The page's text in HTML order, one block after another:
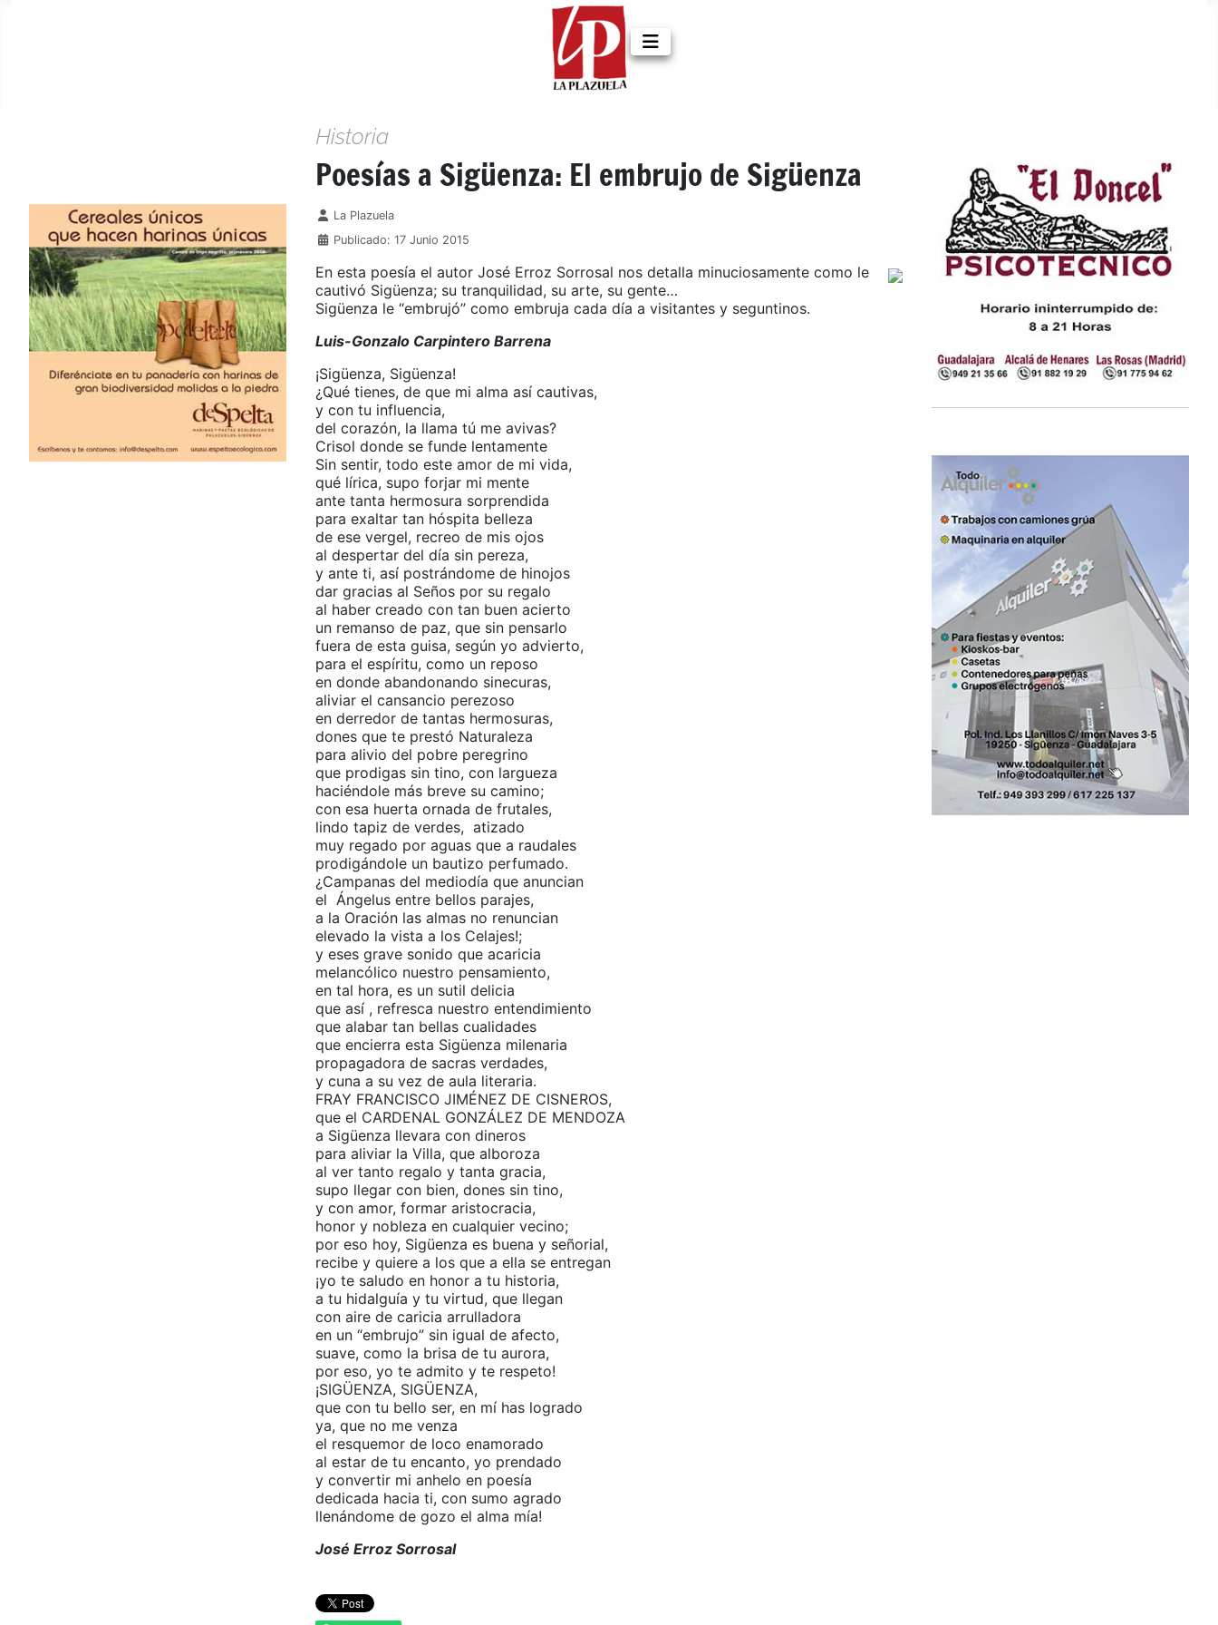
Historia
Poesías a Sigüenza: El embrujo de Sigüenza
Detalles
La Plazuela
Publicado: 17 Junio 2015
En esta poesía el autor José Erroz Sorrosal nos detalla minuciosamente como le
cautivó Sigüenza; su tranquilidad, su arte, su gente…
Sigüenza le “embrujó” como embruja cada día a visitantes y seguntinos.
Luis-Gonzalo Carpintero Barrena
¡Sigüenza, Sigüenza!
¿Qué tienes, de que mi alma así cautivas,
y con tu influencia,
del corazón, la llama tú me avivas?
Crisol donde se funde lentamente
Sin sentir, todo este amor de mi vida,
qué lírica, supo forjar mi mente
ante tanta hermosura sorprendida
para exaltar tan hóspita belleza
de ese vergel, recreo de mis ojos
al despertar del día sin pereza,
y ante ti, así postrándome de hinojos
dar gracias al Seños por su regalo
al haber creado con tan buen acierto
un remanso de paz, que sin pensarlo
fuera de esta guisa, según yo advierto,
para el espíritu, como un reposo
en donde abandonando sinecuras,
aliviar el cansancio perezoso
en derredor de tantas hermosuras,
dones que te prestó Naturaleza
para alivio del pobre peregrino
que prodigas sin tino, con largueza
haciéndole más breve su camino;
con esa huerta ornada de frutales,
lindo tapiz de verdes, atizado
muy regado por aguas que a raudales
prodigándole un bautizo perfumado.
¿Campanas del mediodía que anuncian
el Ángelus entre bellos parajes,
a la Oración las almas no renuncian
elevado la vista a los Celajes!;
y eses grave sonido que acaricia
melancólico nuestro pensamiento,
en tal hora, es un sutil delicia
que así , refresca nuestro entendimiento
que alabar tan bellas cualidades
que encierra esta Sigüenza milenaria
propagadora de sacras verdades,
y cuna a su vez de aula literaria.
FRAY FRANCISCO JIMÉNEZ DE CISNEROS,
que el CARDENAL GONZÁLEZ DE MENDOZA
a Sigüenza llevara con dineros
para aliviar la Villa, que alboroza
al ver tanto regalo y tanta gracia,
supo llegar con bien, dones sin tino,
y con amor, formar aristocracia,
honor y nobleza en cualquier vecino;
por eso hoy, Sigüenza es buena y señorial,
recibe y quiere a los que a ella se entregan
¡yo te saludo en honor a tu historia,
a tu hidalguía y tu virtud, que llegan
con aire de caricia arrulladora
en un “embrujo” sin igual de afecto,
suave, como la brisa de tu aurora,
por eso, yo te admito y te respeto!
¡SIGÜENZA, SIGÜENZA,
que con tu bello ser, en mí has logrado
ya, que no me venza
el resquemor de loco enamorado
al estar de tu encanto, yo prendado
y convertir mi anhelo en poesía
dedicada hacia ti, con sumo agrado
llenándome de gozo el alma mía!
José Erroz Sorrosal